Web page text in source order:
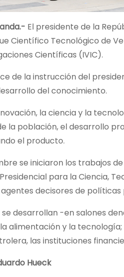
El presidente de la
Científico Tecnológico de
Científicas (IVIC).
de la instrucción del
del conocimiento.
la ciencia y la
la población, el desarrollo
el producto.
se iniciaron los trabajos
para la Ciencia,
decisores de políticas
desarrollan -en salones
alimentación y la
las instituciones
Hueck